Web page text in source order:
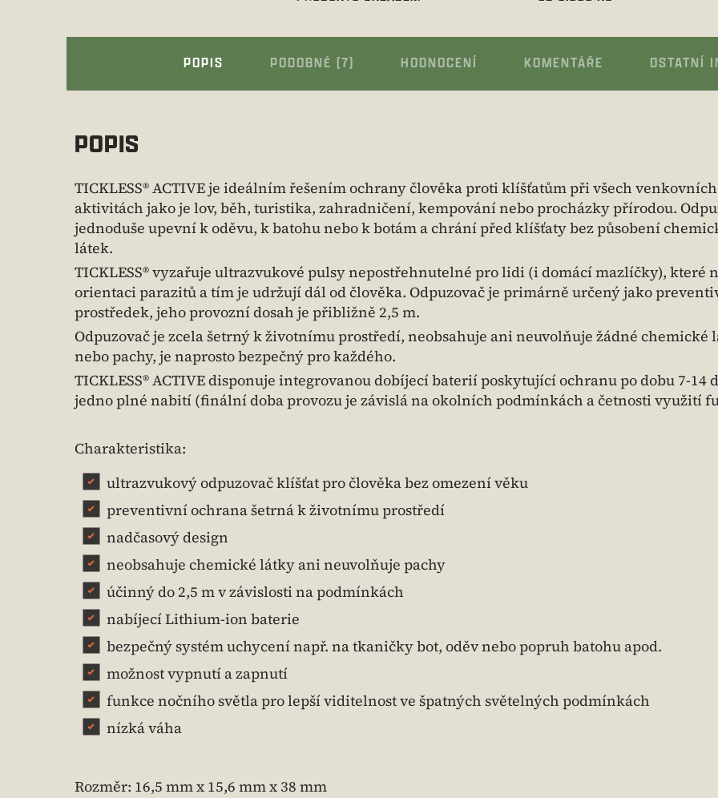
POPIS PODOBNÉ (7) HODNOCENÍ KOMENTÁŘE OSTATNÍ
POPIS
TICKLESS® ACTIVE je ideálním řešením ochrany člověka proti klíšťatům při všech venkovních
aktivitách jako je lov, běh, turistika, zahradničení, kempování nebo procházky přírodou.
jednoduše upevní k oděvu, k batohu nebo k botám a chrání před klíšťaty bez působení
látek.
TICKLESS® vyzařuje ultrazvukové pulsy nepostřehnutelné pro lidi (i domácí mazlíčky), které
orientaci parazitů a tím je udržují dál od člověka. Odpuzovač je primárně určený jako
prostředek, jeho provozní dosah je přibližně 2,5 m.
Odpuzovač je zcela šetrný k životnímu prostředí, neobsahuje ani neuvolňuje žádné chemické
nebo pachy, je naprosto bezpečný pro každého.
TICKLESS® ACTIVE disponuje integrovanou dobíjecí baterií poskytující ochranu po dobu 7-14
jedno plné nabití (finální doba provozu je závislá na okolních podmínkách a četnosti využití
Charakteristika:
ultrazvukový odpuzovač klíšťat pro člověka bez omezení věku
preventivní ochrana šetrná k životnímu prostředí
nadčasový design
neobsahuje chemické látky ani neuvolňuje pachy
účinný do 2,5 m v závislosti na podmínkách
nabíjecí Lithium-ion baterie
bezpečný systém uchycení např. na tkaničky bot, oděv nebo popruh batohu apod.
možnost vypnutí a zapnutí
funkce nočního světla pro lepší viditelnost ve špatných světelných podmínkách
nízká váha
Rozměr: 16,5 mm x 15,6 mm x 38 mm